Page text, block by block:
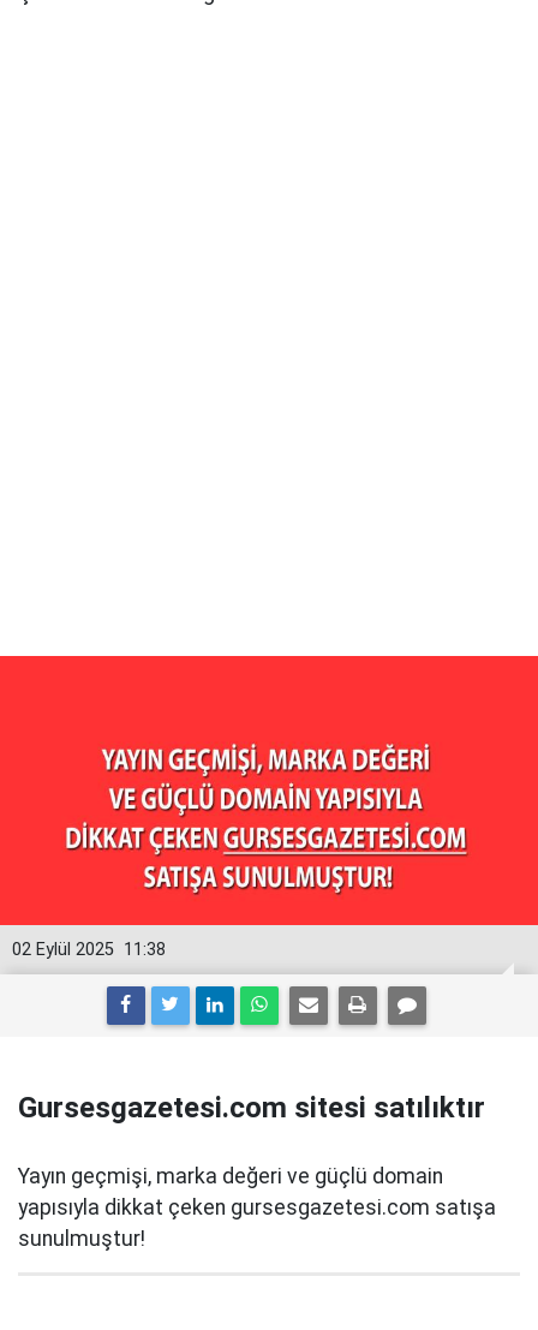
11:38
02 Eylül 2025
Gursesgazetesi.com sitesi satılıktır
Yayın geçmişi, marka değeri ve güçlü domain
yapısıyla dikkat çeken gursesgazetesi.com satışa
sunulmuştur!